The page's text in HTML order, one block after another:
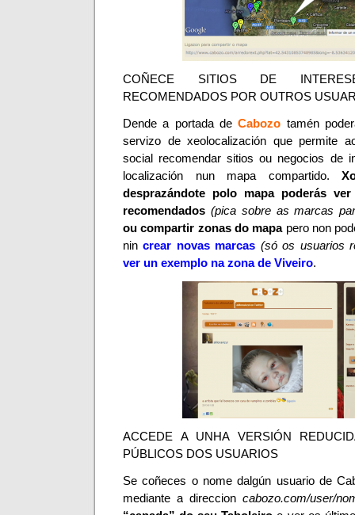
COÑECE SITIOS DE
RECOMENDADOS POR OUTROS
Dende a portada de Cabozo tamén
servizo dexeolocalización que permite
social recomendar sitios ou negocios de
localización nun mapa compartido.
desprazándote polo mapa poderás
recomendados (pica sobre as marcas
ou compartir zonas do mapapero non
nincrear novas marcas (só os usuarios
ver un exemplo na zona de Viveiro.
ACCEDE A UNHA VERSIÓN
PÚBLICOS DOS USUARIOS
Se coñeces o nome dalgún usuario de
mediante a direccion cabozo.com/user/